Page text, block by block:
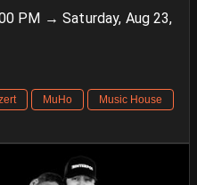
PM → Saturday, Aug 23,
MuHo
Music House